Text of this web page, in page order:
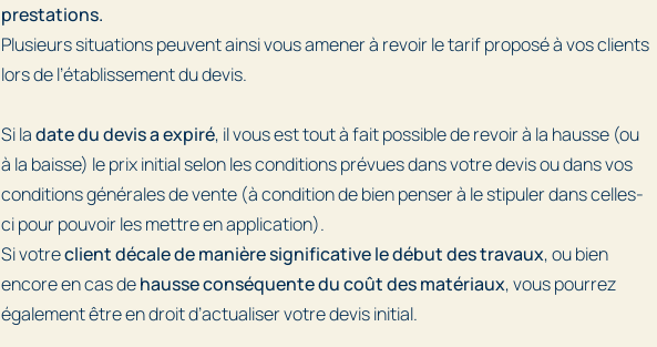
prestations.
Plusieurs situations peuvent ainsi vous amener à revoir le tarif proposé à vos clients
lors de l’établissement du devis.
Si ladate du devis a expiré, il vous est tout à fait possible de revoir à la hausse (ou
à la baisse) le prix initial selon les conditions prévues dans votre devis ou dans vos
conditions générales de vente (à condition de bien penser à le stipuler dans celles-
ci pour pouvoir les mettre en application).
Si votreclient décale de manière significative le début des travaux, ou bien
encore en cas dehausse conséquente du coût des matériaux, vous pourrez
également être en droit d’actualiser votre devis initial.